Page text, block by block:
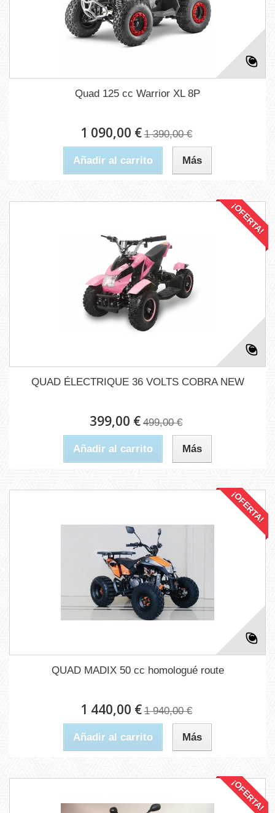
Quad 125 cc Warrior XL 8P
1 090,00 € 1 390,00 €
Añadir al carrito Más
¡OFERTA!
QUAD ÉLECTRIQUE 36 VOLTS COBRA NEW
399,00 € 499,00 €
Añadir al carrito Más
¡OFERTA!
QUAD MADIX 50 cc homologué route
1 440,00 € 1 940,00 €
Añadir al carrito Más
¡OFERTA!